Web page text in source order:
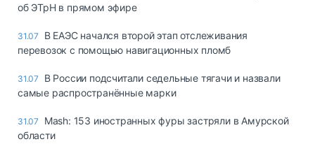
об ЭТрН в прямом эфире
31.07
В ЕАЭС начался второй этап отслеживания
перевозок с помощью навигационных пломб
31.07
В России подсчитали седельные тягачи и назвали
самые распространённые марки
31.07
Mash: 153 иностранных фуры застряли в Амурской
области